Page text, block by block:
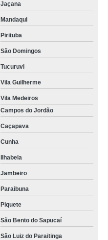
Jaçana
Mandaqui
Pirituba
São Domingos
Tucuruvi
Vila Guilherme
Vila Medeiros
Campos do Jordão
Caçapava
Cunha
Ilhabela
Jambeiro
Paraibuna
Piquete
São Bento do Sapucaí
São Luiz do Paraitinga